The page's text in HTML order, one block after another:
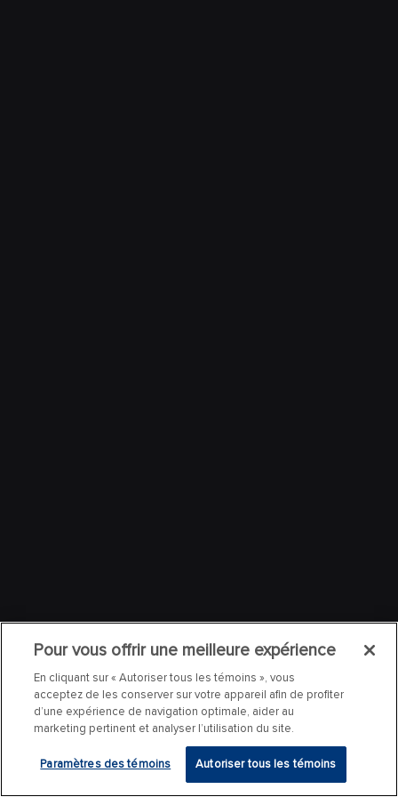
Pour vous offrir une meilleure expérience
En cliquant sur « Autoriser tous les témoins », vous
acceptez de les conserver sur votre appareil afin de profiter
d’une expérience de navigation optimale, aider au
marketing pertinent et analyser l’utilisation du site.
Paramètres des témoins Autoriser tous les témoins